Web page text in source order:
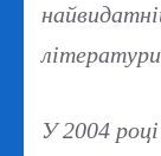
У 2004